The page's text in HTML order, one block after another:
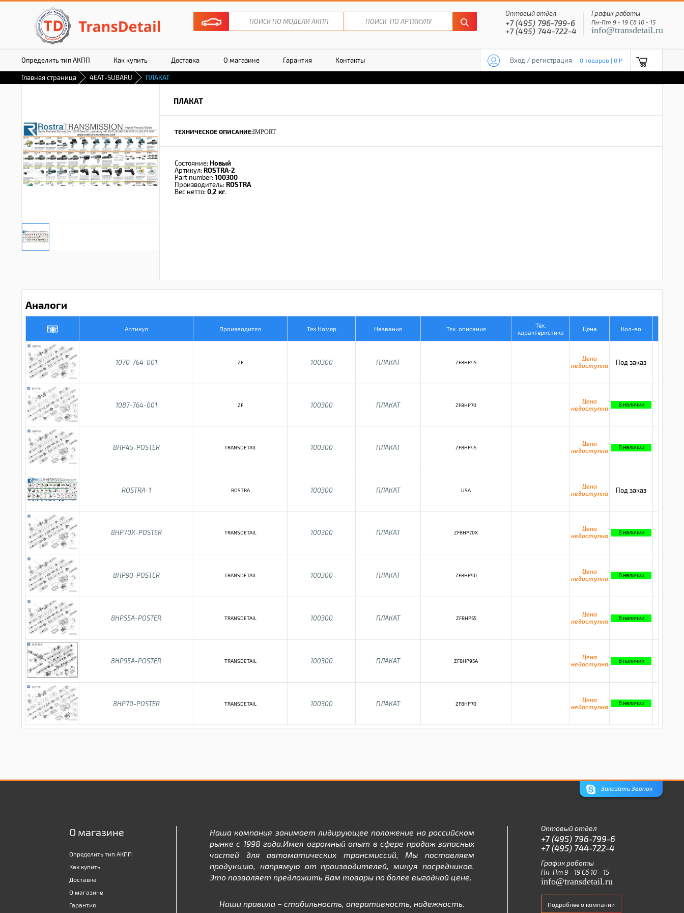
Оптовый отдел
+7 (495) 796-799-6
+7 (495) 744-722-4
График работы
Пн-Пт 9 - 19 Сб 10 - 15
info@transdetail.ru
Определить тип АКПП Как купить Доставка О магазине Гарантия Контакты Вход / регистрация 0 товаров | 0 P
Главная страница 4EAT-SUBARU ПЛАКАТ
ПЛАКАТ
ТЕХНИЧЕСКОЕ ОПИСАНИЕ:IMPORT
Состояние: Новый
Артикул: ROSTRA-2
Part number: 100300
Производитель: ROSTRA
Вес нетто: 0,2 кг.
Аналоги
Артикул Производител Тех.Номер Название Тех. описание
Тех.
характеристика
Цена Кол-во
1070-764-001 ZF 100300 ПЛАКАТ ZF8HP45
Цена
недоступна
Под заказ
1087-764-001 ZF 100300 ПЛАКАТ ZF8HP70
Цена
недоступна
В наличии
8HP45-POSTER TRANSDETAIL 100300 ПЛАКАТ ZF8HP45
Цена
недоступна
В наличии
ROSTRA-1 ROSTRA 100300 ПЛАКАТ USA
Цена
недоступна
Под заказ
8HP70X-POSTER TRANSDETAIL 100300 ПЛАКАТ ZF8HP70X
Цена
недоступна
В наличии
8HP90-POSTER TRANSDETAIL 100300 ПЛАКАТ ZF8HP90
Цена
недоступна
В наличии
8HP55A-POSTER TRANSDETAIL 100300 ПЛАКАТ ZF8HP55
Цена
недоступна
В наличии
8HP95A-POSTER TRANSDETAIL 100300 ПЛАКАТ ZF8HP95A
Цена
недоступна
В наличии
8HP70-POSTER TRANSDETAIL 100300 ПЛАКАТ ZF8HP70
Цена
недоступна
В наличии
Заказать Звонок
О магазине
Определить тип АКПП
Как купить
Доставка
О магазине
Гарантия
Наша компания занимает лидирующее положение на российском
рынке с 1998 года.Имея огромный опыт в сфере продаж запасных
частей для автоматических трансмиссий, Мы поставляем
продукцию, напрямую от производителей, минуя посредников.
Это позволяет предложить Вам товары по более выгодной цене.
Наши правила – стабильность, оперативность, надежность.
Оптовый отдел
+7 (495) 796-799-6
+7 (495) 744-722-4
График работы
Пн-Пт 9 - 19 Сб 10 - 15
info@transdetail.ru
Подробнее о компании